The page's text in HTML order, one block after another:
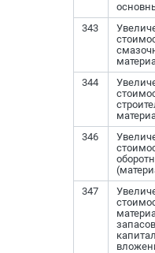
343
344
346
347